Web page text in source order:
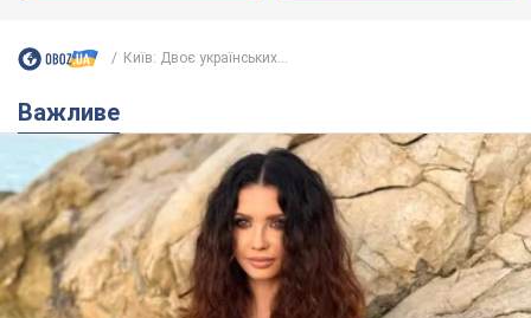
Київ: Двоє українських...
Важливе